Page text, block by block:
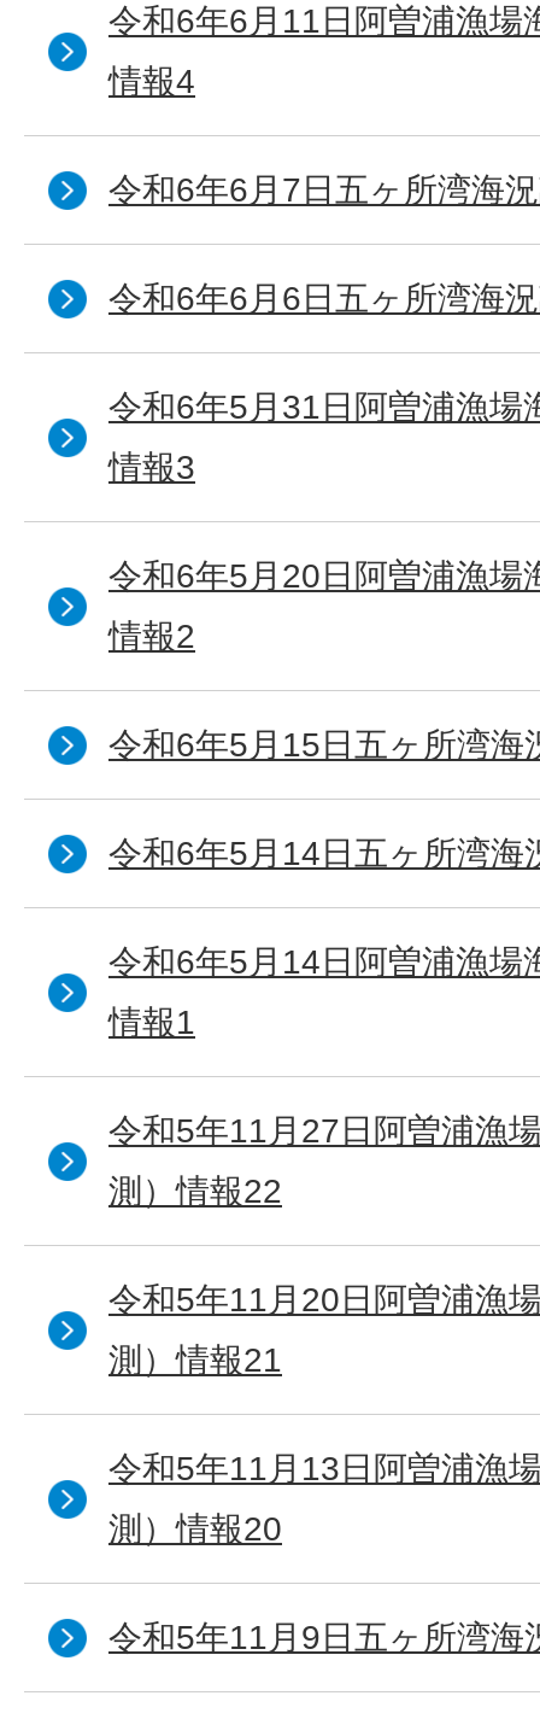
令和6年6月11日阿曽浦漁場
情報4
令和6年6月7日五ヶ所湾海
令和6年6月6日五ヶ所湾海
令和6年5月31日阿曽浦漁場
情報3
令和6年5月20日阿曽浦漁場
情報2
令和6年5月15日五ヶ所湾海
令和6年5月14日五ヶ所湾海
令和6年5月14日阿曽浦漁場
情報1
令和5年11月27日阿曽浦漁
測）情報22
令和5年11月20日阿曽浦漁
測）情報21
令和5年11月13日阿曽浦漁
測）情報20
令和5年11月9日五ヶ所湾海